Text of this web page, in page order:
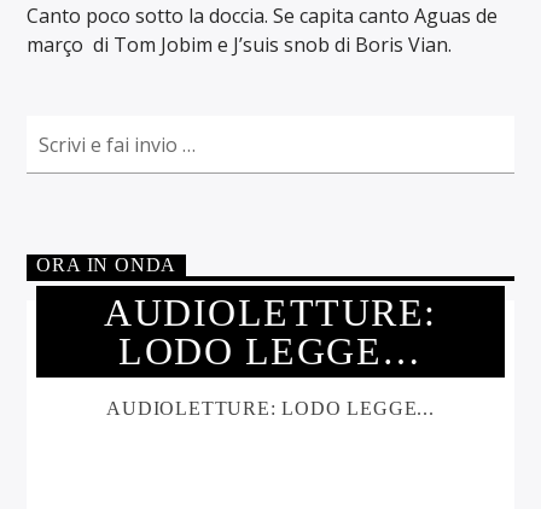
Canto poco sotto la doccia. Se capita canto Aguas de
março di Tom Jobim e J’suis snob di Boris Vian.
ORA IN ONDA
AUDIOLETTURE:
LODO LEGGE…
AUDIOLETTURE: LODO LEGGE...